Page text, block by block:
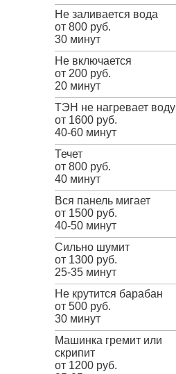
Не заливается вода
от 800 руб.
30 минут
Не включается
от 200 руб.
20 минут
ТЭН не нагревает воду
от 1600 руб.
40-60 минут
Течет
от 800 руб.
40 минут
Вся панель мигает
от 1500 руб.
40-50 минут
Сильно шумит
от 1300 руб.
25-35 минут
Не крутится барабан
от 500 руб.
30 минут
Машинка гремит или
скрипит
от 1200 руб.